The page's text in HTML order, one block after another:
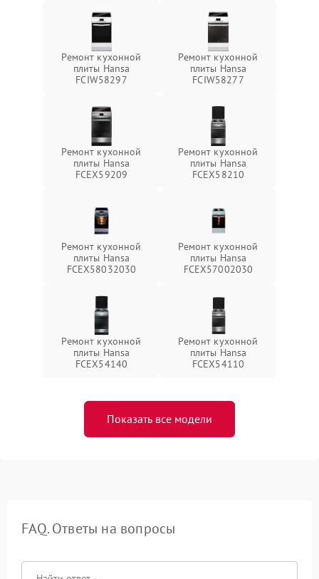
Ремонт кухонной
плиты Hansa
FCIW58297
Ремонт кухонной
плиты Hansa
FCIW58277
Ремонт кухонной
плиты Hansa
FCEX59209
Ремонт кухонной
плиты Hansa
FCEX58210
Ремонт кухонной
плиты Hansa
FCEX58032030
Ремонт кухонной
плиты Hansa
FCEX57002030
Ремонт кухонной
плиты Hansa
FCEX54140
Ремонт кухонной
плиты Hansa
FCEX54110
Показать все модели
FAQ. Ответы на вопросы